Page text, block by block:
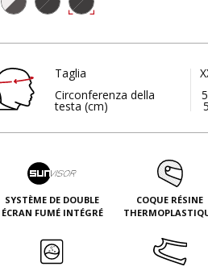
Taglia
Circonferenza della
testa (cm)
SYSTÈME DE DOUBLE
ÉCRAN FUMÉ INTÉGRÉ
COQUE RÉSINE